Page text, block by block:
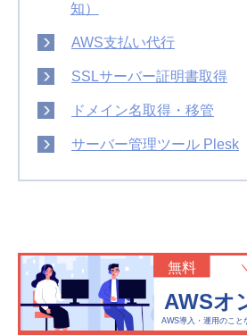
知）
AWS支払い代行
SSLサーバー証明書取得
ドメイン名取得・移管
サーバー管理ツール Plesk
AWSオ
無料
AWS導入・運用のこと